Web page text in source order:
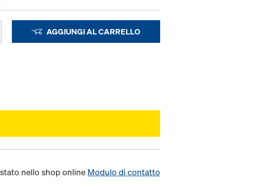
AGGIUNGI AL CARRELLO
nello shop online Modulo di contatto